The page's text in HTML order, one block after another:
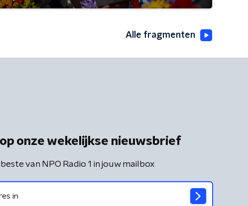
Alle fragmenten
onze wekelijkse nieuwsbrief
van NPO Radio 1 in jouw mailbox